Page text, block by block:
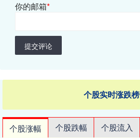
你的邮箱*
提交评论
个股实时涨跌榜
个股涨幅 个股跌幅 个股流入